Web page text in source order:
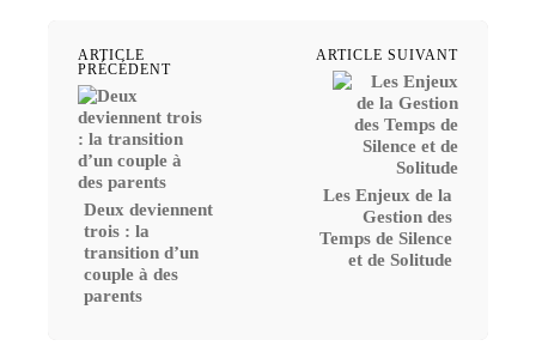
ARTICLE
PRÉCÉDENT
Deux deviennent
trois : la
transition d’un
couple à des
parents
ARTICLE SUIVANT
Les Enjeux de la
Gestion des
Temps de Silence
et de Solitude